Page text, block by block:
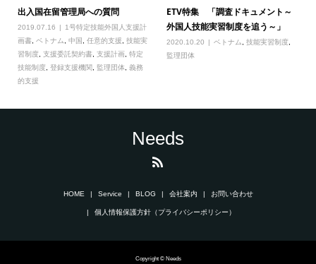
出入国在留管理局への質問
2019.07.16
1号特定技能外国人支援計
画書, ベトナム 中国 任意的支援
技能実
習制度, 支援委託契約書, 支援計画, 特定
技能制度, 登録支援機関 監理団体
義務
的支援
ETV特集 「調査ドキュメント～
外国人技能実習制度を追う～」
2020.10.20 ベトナム ,技能実習制度
監理団体
Needs
HOME Service BLOG 会社案内 お問い合わせ
個人情報保護方針（プライバシーポリシー）
Copyright © Needs